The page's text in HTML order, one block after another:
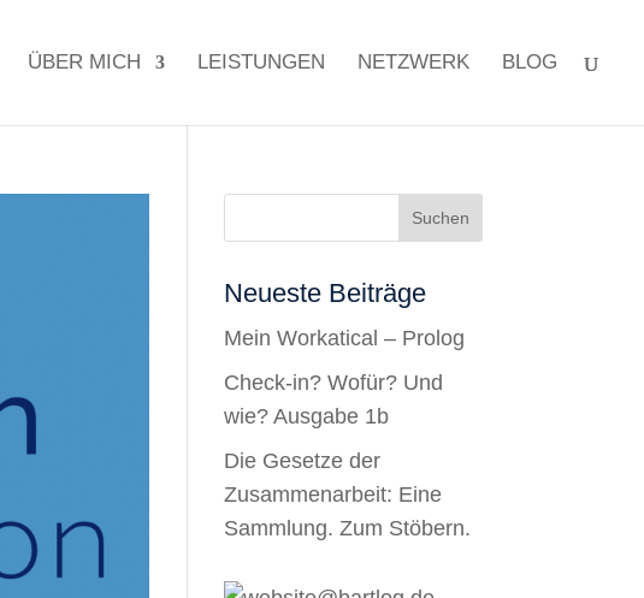
ÜBER MICH LEISTUNGEN NETZWERK BLOG
Neueste Beiträge
Mein Workatical – Prolog
Check-in? Wofür? Und
wie? Ausgabe 1b
Die Gesetze der
Zusammenarbeit: Eine
Sammlung. Zum Stöbern.